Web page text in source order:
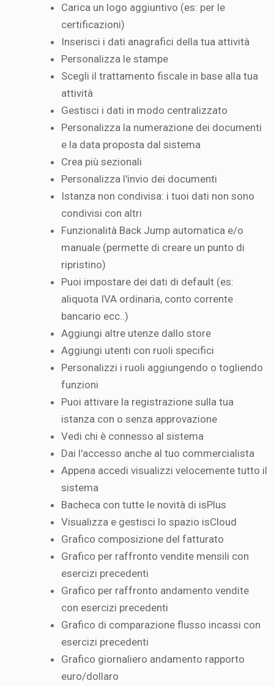
Carica un logo aggiuntivo (es: per le
certificazioni)
Inserisci i dati anagrafici della tua attività
Personalizza le stampe
Scegli il trattamento fiscale in base alla tua
attività
Gestisci i dati in modo centralizzato
Personalizza la numerazione dei documenti
e la data proposta dal sistema
Crea più sezionali
Personalizza l'invio dei documenti
Istanza non condivisa: i tuoi dati non sono
condivisi con altri
Funzionalità Back Jump automatica e/o
manuale (permette di creare un punto di
ripristino)
Puoi impostare dei dati di default (es:
aliquota IVA ordinaria, conto corrente
bancario ecc..)
Aggiungi altre utenze dallo store
Aggiungi utenti con ruoli specifici
Personalizzi i ruoli aggiungendo o togliendo
funzioni
Puoi attivare la registrazione sulla tua
istanza con o senza approvazione
Vedi chi è connesso al sistema
Dai l'accesso anche al tuo commercialista
Appena accedi visualizzi velocemente tutto il
sistema
Bacheca con tutte le novità di isPlus
Visualizza e gestisci lo spazio isCloud
Grafico composizione del fatturato
Grafico per raffronto vendite mensili con
esercizi precedenti
Grafico per raffronto andamento vendite
con esercizi precedenti
Grafico di comparazione flusso incassi con
esercizi precedenti
Grafico giornaliero andamento rapporto
euro/dollaro